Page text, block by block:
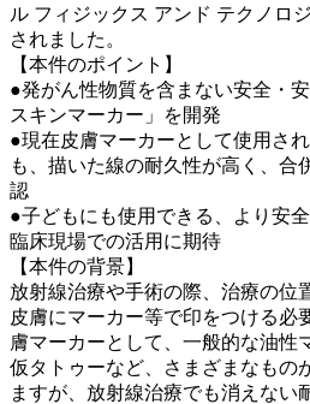
ル フィジックス アンド テクノロ
されました。
【本件のポイント】
●発がん性物質を含まない安全・
スキンマーカー」を開発
●現在皮膚マーカーとして使用さ
も、描いた線の耐久性が高く、合
認
●子どもにも使用できる、より安
臨床現場での活用に期待
【本件の背景】
放射線治療や手術の際、治療の位
皮膚にマーカー等で印をつける必
膚マーカーとして、一般的な油性
仮タトゥーなど、さまざまなもの
ますが、放射線治療でも消えない